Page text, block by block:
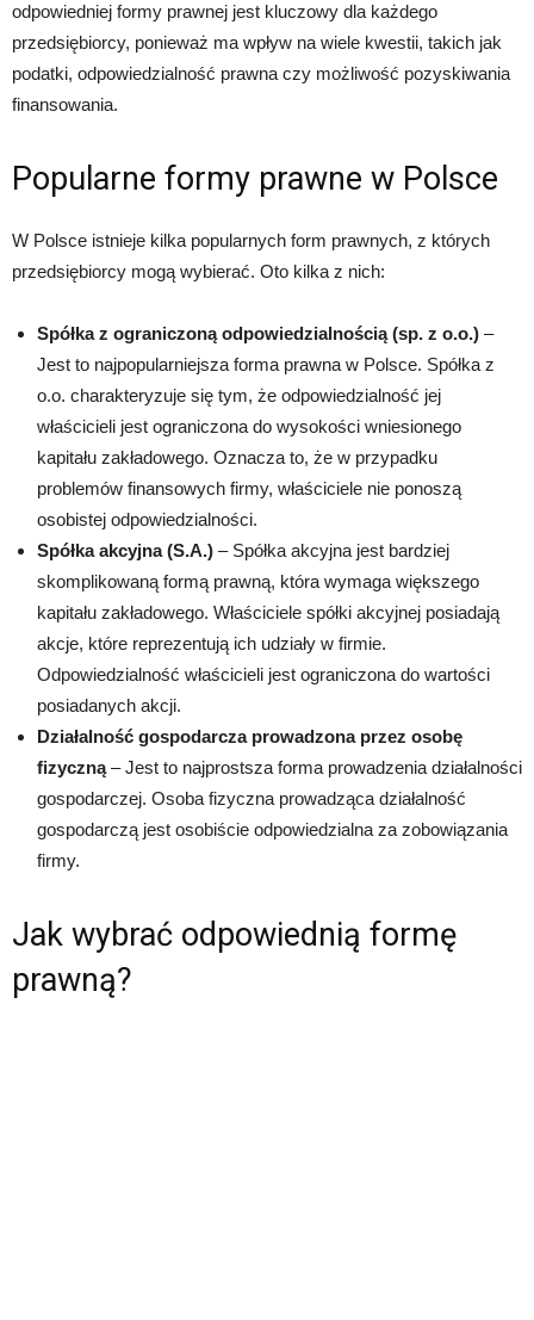
odpowiedniej formy prawnej jest kluczowy dla każdego
przedsiębiorcy, ponieważ ma wpływ na wiele kwestii, takich jak
podatki, odpowiedzialność prawna czy możliwość pozyskiwania
finansowania.
Popularne formy prawne w Polsce
W Polsce istnieje kilka popularnych form prawnych, z których
przedsiębiorcy mogą wybierać. Oto kilka z nich:
Spółka z ograniczoną odpowiedzialnością (sp. z o.o.) –
Jest to najpopularniejsza forma prawna w Polsce. Spółka z
o.o. charakteryzuje się tym, że odpowiedzialność jej
właścicieli jest ograniczona do wysokości wniesionego
kapitału zakładowego. Oznacza to, że w przypadku
problemów finansowych firmy, właściciele nie ponoszą
osobistej odpowiedzialności.
Spółka akcyjna (S.A.) – Spółka akcyjna jest bardziej
skomplikowaną formą prawną, która wymaga większego
kapitału zakładowego. Właściciele spółki akcyjnej posiadają
akcje, które reprezentują ich udziały w firmie.
Odpowiedzialność właścicieli jest ograniczona do wartości
posiadanych akcji.
Działalność gospodarcza prowadzona przez osobę
fizyczną– Jest to najprostsza forma prowadzenia działalności
gospodarczej. Osoba fizyczna prowadząca działalność
gospodarczą jest osobiście odpowiedzialna za zobowiązania
firmy.
Jak wybrać odpowiednią formę
prawną?